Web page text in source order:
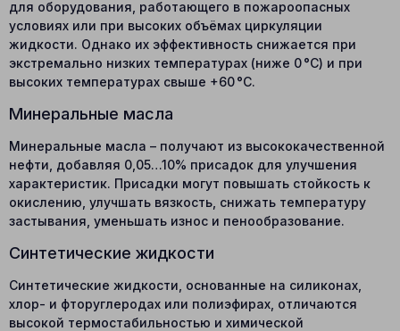
для оборудования, работающего в пожароопасных
условиях или при высоких объёмах циркуляции
жидкости. Однако их эффективность снижается при
экстремально низких температурах (ниже 0 °C) и при
высоких температурах свыше +60 °C.
Минеральные масла
Минеральные масла – получают из высококачественной
нефти, добавляя 0,05…10% присадок для улучшения
характеристик. Присадки могут повышать стойкость к
окислению, улучшать вязкость, снижать температуру
застывания, уменьшать износ и пенообразование.
Синтетические жидкости
Синтетические жидкости, основанные на силиконах,
хлор- и фторуглеродах или полиэфирах, отличаются
высокой термостабильностью и химической